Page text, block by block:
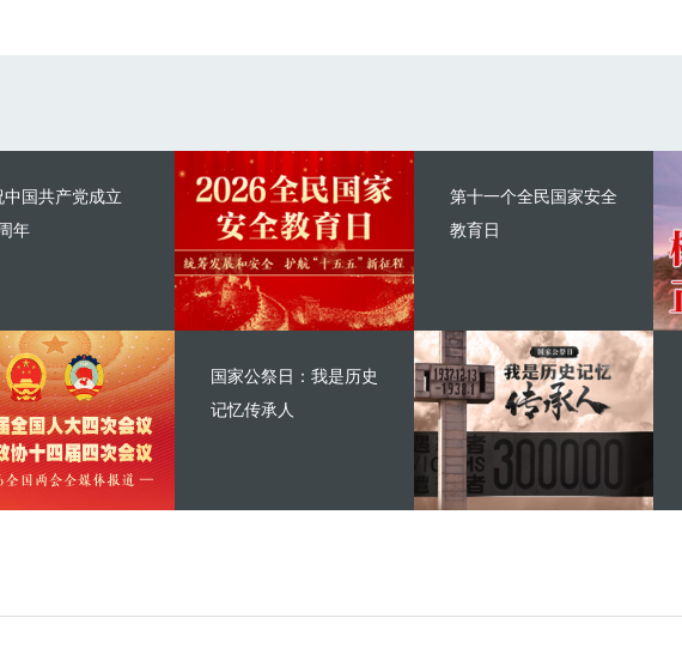
中国共产党成立
年
第十一个全民国家安全
教育日
国家公祭日：我是历史
记忆传承人